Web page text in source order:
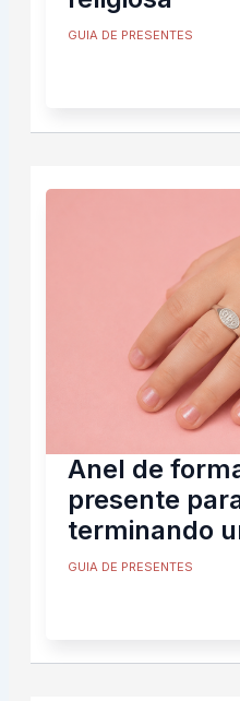
GUIA DE PRESENTES
Anel de
presente
terminando
GUIA DE PRESENTES